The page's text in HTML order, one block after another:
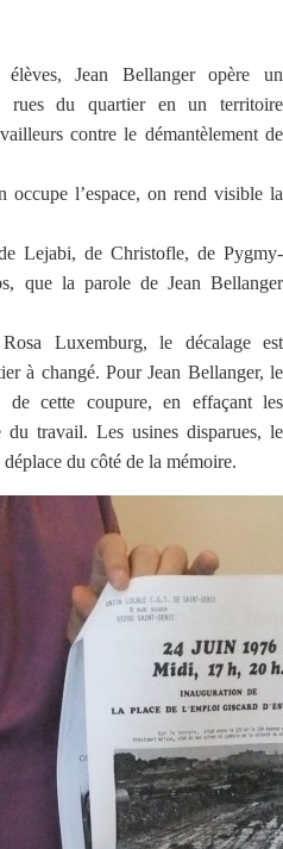
Jean Bellanger opère un
rues du quartier en un territoire
contre le démantèlement de
l’espace, on rend visible la
Lejabi, de Christofle, de Pygmy-
que la parole de Jean Bellanger
Luxemburg, le décalage est
à changé. Pour Jean Bellanger, le
de cette coupure, en effaçant les
du travail. Les usines disparues, le
du côté de la mémoire.